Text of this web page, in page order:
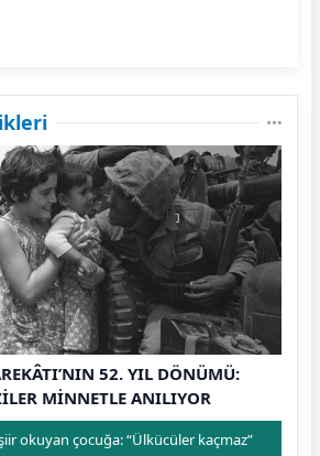
52. YIL DÖNÜMÜ:
MİNNETLE ANILIYOR
okuyan çocuğa: “Ülkücüler kaçmaz”